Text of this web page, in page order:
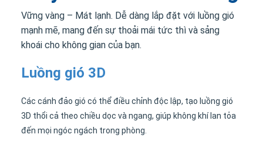
Vững vàng – Mát lạnh. Dễ dàng lắp đặt với luồng gió
mạnh mẽ, mang đến sự thoải mái tức thì và sảng
khoái cho không gian của bạn.
Luồng gió 3D
Các cánh đảo gió có thể điều chỉnh độc lập, tạo luồng gió
3D thổi cả theo chiều dọc và ngang, giúp không khí lan tỏa
đến mọi ngóc ngách trong phòng.